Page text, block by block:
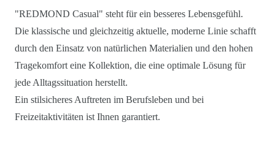
"REDMOND Casual" steht für ein besseres Lebensgefühl.
Die klassische und gleichzeitig aktuelle, moderne Linie schafft
durch den Einsatz von natürlichen Materialien und den hohen
Tragekomfort eine Kollektion, die eine optimale Lösung für
jede Alltagssituation herstellt.
Ein stilsicheres Auftreten im Berufsleben und bei
Freizeitaktivitäten ist Ihnen garantiert.